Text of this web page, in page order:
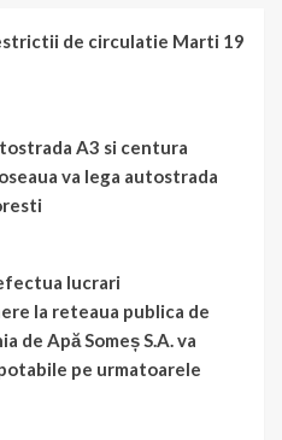
de circulatie Marti 19
A3 si centura
va lega autostrada
lucrari
la reteaua publica de
de Apă Someș S.A. va
pe urmatoarele